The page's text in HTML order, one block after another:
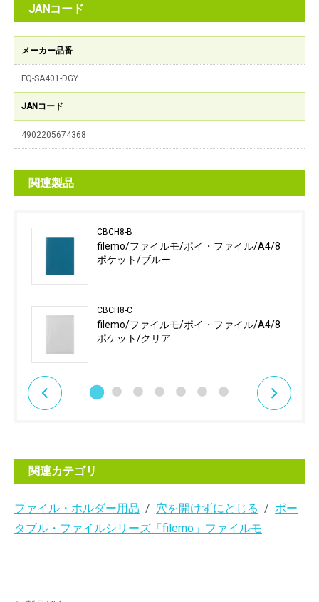
JANコード
メーカー品番
FQ-SA401-DGY
JANコード
4902205674368
関連製品
CBCH8-B
filemo/ファイルモ/ポイ・ファイル/A4/8
ポケット/ブルー
CBCH8-C
filemo/ファイルモ/ポイ・ファイル/A4/8
ポケット/クリア
関連カテゴリ
ファイル・ホルダー用品 穴を開けずにとじる
ポー
タブル・ファイルシリーズ「filemo」ファイルモ